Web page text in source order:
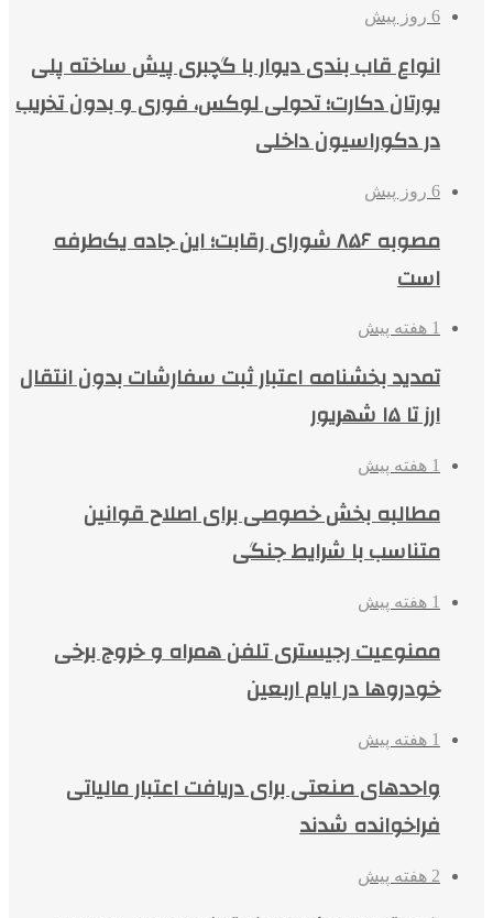
6 روز پیش
انواع قاب بندی دیوار با گچبری پیش ساخته پلی
یورتان دکارت؛ تحولی لوکس، فوری و بدون تخریب
در دکوراسیون داخلی
6 روز پیش
مصوبه ۸۵۶ شورای رقابت؛ این جاده یک‌طرفه
است
1 هفته پیش
تمدید بخشنامه اعتبار ثبت سفارشات بدون انتقال
ارز تا ۱۵ شهریور
1 هفته پیش
مطالبه بخش خصوصی برای اصلاح قوانین
متناسب با شرایط جنگی
1 هفته پیش
ممنوعیت رجیستری تلفن همراه و خروج برخی
خودروها در ایام اربعین
1 هفته پیش
واحدهای صنعتی برای دریافت اعتبار مالیاتی
فراخوانده شدند
2 هفته پیش